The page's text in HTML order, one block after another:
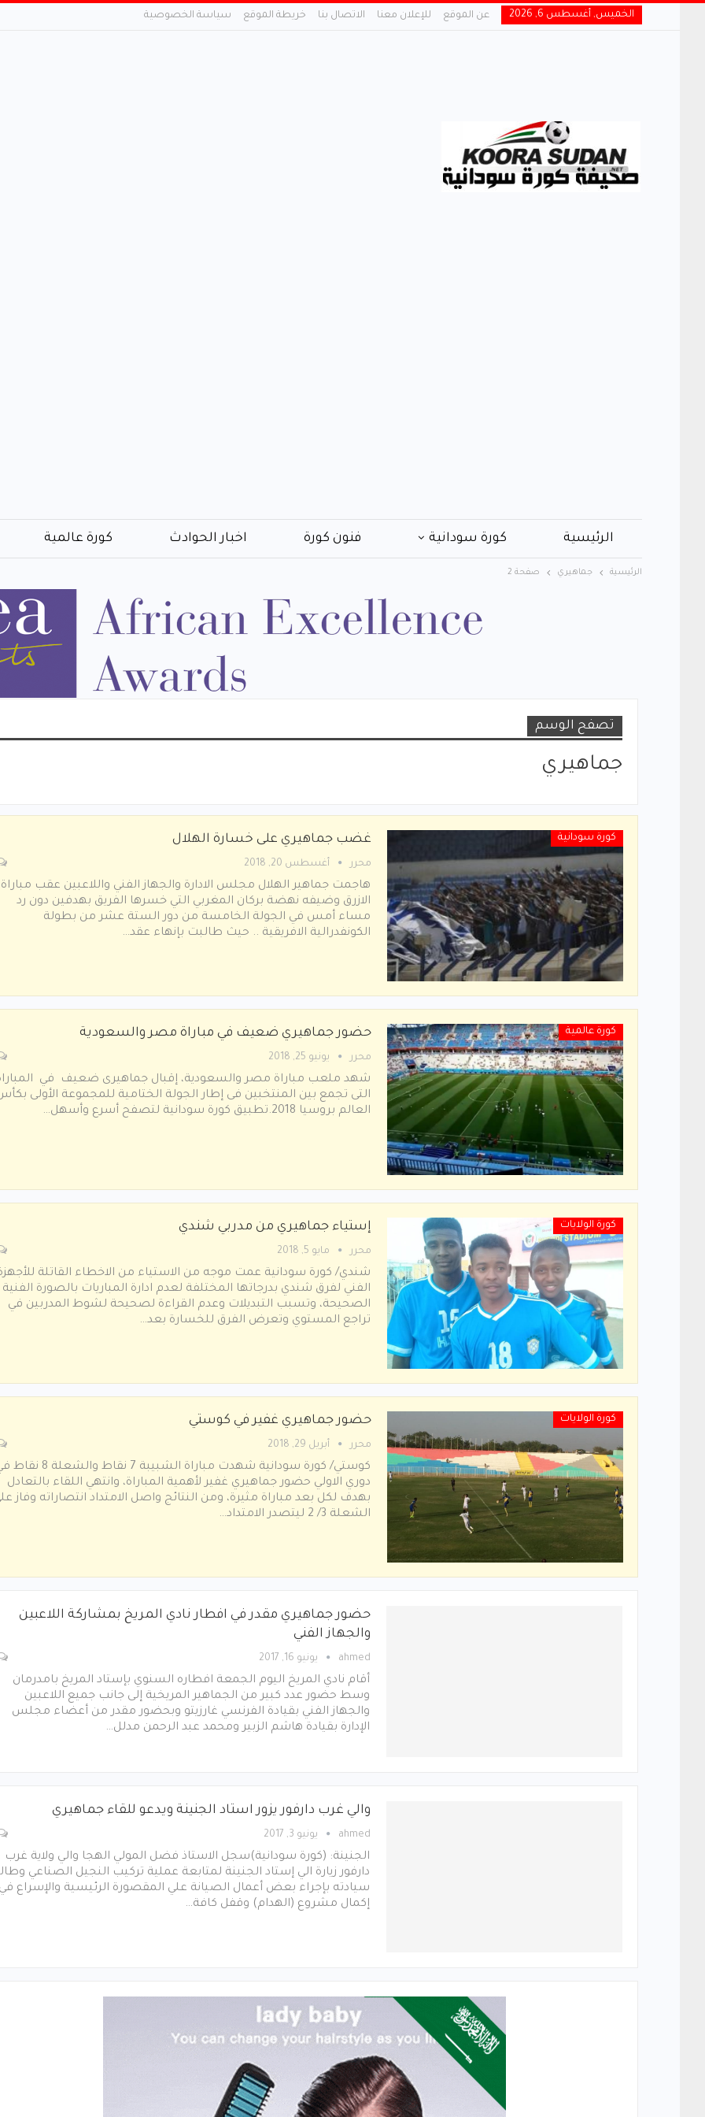
الخميس, أغسطس 6, 2026 عن الموقع للإعلان معنا الاتصال بنا خريطة الموقع سياسة الخصوصية
الرئيسية كورة سودانية فنون كورة اخبار الحوادث كورة عالمية
الرئيسية جماهيري صفحة 2
تصفح الوسم
جماهيري
كورة سودانية غضب جماهيري على خسارة الهلال
محرر أغسطس 20, 2018
هاجمت جماهير الهلال مجلس الادارة والجهاز الفني واللاعبين عقب مباراة
الازرق وضيفه نهضة بركان المغربي التي خسرها الفريق بهدفين دون رد
مساء أمس في الجولة الخامسة من دور الستة عشر من بطولة
الكونفدرالية الافريقية .. حيث طالبت بإنهاء عقد…
كورة عالمية حضور جماهيري ضعيف في مباراة مصر والسعودية
محرر يونيو 25, 2018
شهد ملعب مباراة مصر والسعودية، إقبال جماهيرى ضعيف في
التى تجمع بين المنتخبين فى إطار الجولة الختامية للمجموعة الأولى
العالم بروسيا 2018.تطبيق كورة سودانية لتصفح أسرع وأسهل…
كورة الولايات إستياء جماهيري من مدربي شندي
محرر مايو 5, 2018
شندي/ كورة سودانية عمت موجه من الاستياء من الاخطاء القاتلة
الفني لفرق شندي بدرجاتها المختلفة لعدم ادارة المباريات بالصورة الفنية
الصحيحة، وتسبب التبديلات وعدم القراءة لصحيحة لشوط المدربين في
تراجع المستوي وتعرض الفرق للخسارة بعد…
كورة الولايات حضور جماهيري غفير في كوستي
محرر أبريل 29, 2018
كوستي/ كورة سودانية شهدت مباراة الشبيبة 7 نقاط
دوري الاولي حضور جماهيري غفير لأهمية المباراة، وانتهي اللقاء بالتعادل
بهدف لكل بعد مباراة مثيرة، ومن النتائج واصل الامتداد انتصاراته وفاز
الشعلة 3/ 2 ليتصدر الامتداد…
حضور جماهيري مقدر في افطار نادي المريخ بمشاركة اللاعبين
والجهاز الفني
ahmed يونيو 16, 2017
أقام نادي المريخ اليوم الجمعة افطاره السنوي بإستاد المريخ بامدرمان
وسط حضور عدد كبير من الجماهير المريخية إلى جانب جميع اللاعبين
والجهاز الفني بقيادة الفرنسي غارزيتو وبحضور مقدر من أعضاء مجلس
الإدارة بقيادة هاشم الزبير ومحمد عبد الرحمن مدلل…
والي غرب دارفور يزور استاد الجنينة ويدعو للقاء جماهيري
ahmed يونيو 3, 2017
الجنينة: (كورة سودانية)سجل الاستاذ فضل المولي الهجا والي ولاية غرب
دارفور زيارة الي إستاد الجنينة لمتابعة عملية تركيب النجيل الصناعي
سيادته بإجراء بعض أعمال الصيانة علي المقصورة الرئيسية والإسراع
إكمال مشروع (الهدام) وقفل كافة…